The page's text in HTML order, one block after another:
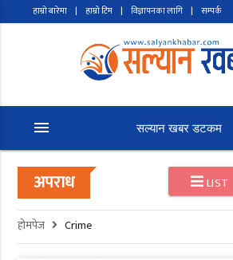
हाम्रो बारेमा | हाम्रो टिम | विज्ञापनका लागि | सम्पर्क
सल्यान खबर डटकम
menu
अपराध LIST
होमपेज Crime